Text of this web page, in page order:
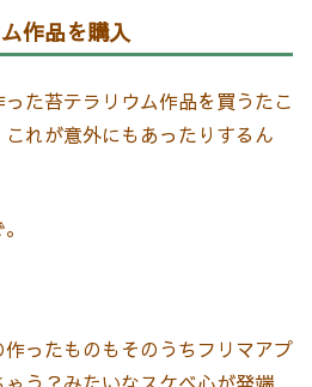
作品を購入
た苔テラリウム作品を買うたこ
れが意外にもあったりするん
ったものもそのうちフリマアプ